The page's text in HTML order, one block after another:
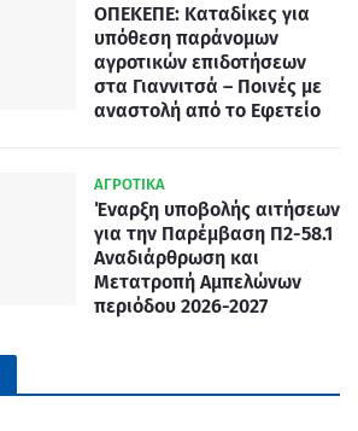
ΟΠΕΚΕΠΕ: Καταδίκες για
υπόθεση παράνομων
αγροτικών επιδοτήσεων
στα Γιαννιτσά – Ποινές με
αναστολή από το Εφετείο
ΑΓΡΟΤΙΚΑ
Έναρξη υποβολής αιτήσεων
για την Παρέμβαση Π2-58.1
Αναδιάρθρωση και
Μετατροπή Αμπελώνων
περιόδου 2026-2027